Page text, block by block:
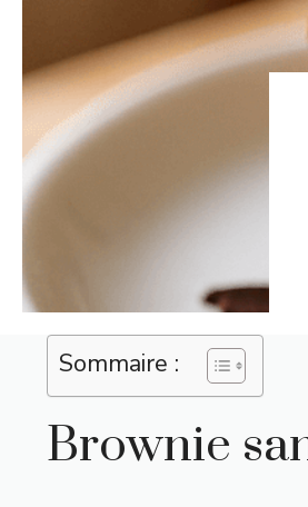
Sommaire :
Brownie